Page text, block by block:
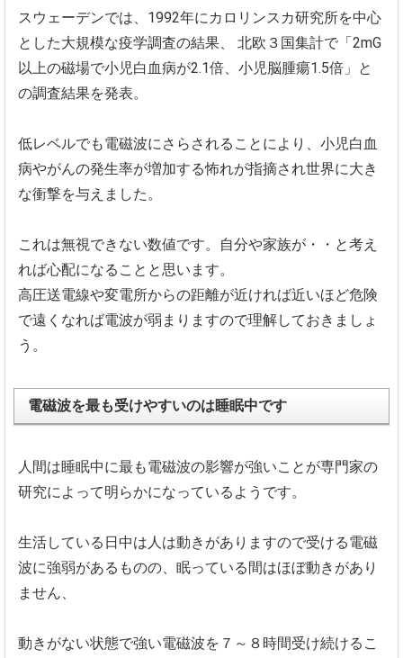
スウェーデンでは、1992年にカロリンスカ研究所を中心
とした大規模な疫学調査の結果、
北欧３国集計で「2mG
以上の磁場で小児白血病が2.1倍、小児脳腫瘍1.5倍」と
の調査結果を発表。
低レベルでも電磁波にさらされることにより、小児白血
病やがんの発生率が増加する怖れが指摘され世界に大き
な衝撃を与えました。
これは無視できない数値です。自分や家族が・・と考え
れば心配になることと思います。
高圧送電線や変電所からの距離が近ければ近いほど危険
で遠くなれば電波が弱まりますので理解しておきましょ
う。
電磁波を最も受けやすいのは睡眠中です
人間は睡眠中に最も電磁波の影響が強いことが専門家の
研究によって明らかになっているようです。
生活している日中は人は動きがありますので受ける電磁
波に強弱があるものの、眠っている間はほぼ動きがあり
ません、
動きがない状態で強い電磁波を７～８時間受け続けるこ